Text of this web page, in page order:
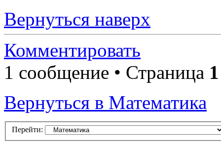
Вернуться наверх
Комментировать
1 сообщение • Страница 1
Вернуться в Математика
Перейти: